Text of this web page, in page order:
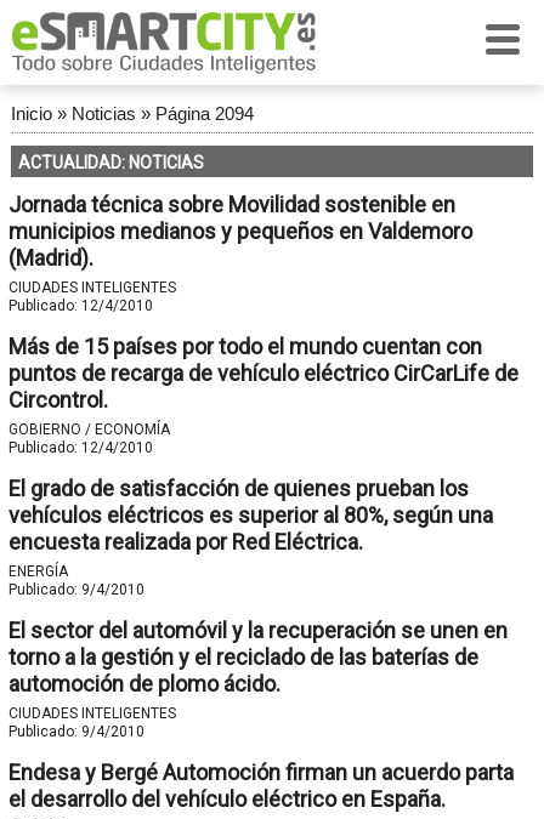
Inicio» Noticias » Página 2094
ACTUALIDAD: NOTICIAS
Jornada técnica sobre Movilidad sostenible en
municipios medianos y pequeños en Valdemoro
(Madrid).
CIUDADES INTELIGENTES
Publicado: 12/4/2010
Más de 15 países por todo el mundo cuentan con
puntos de recarga de vehículo eléctrico CirCarLife de
Circontrol.
GOBIERNO / ECONOMÍA
Publicado: 12/4/2010
El grado de satisfacción de quienes prueban los
vehículos eléctricos es superior al 80%, según una
encuesta realizada por Red Eléctrica.
ENERGÍA
Publicado: 9/4/2010
El sector del automóvil y la recuperación se unen en
torno a la gestión y el reciclado de las baterías de
automoción de plomo ácido.
CIUDADES INTELIGENTES
Publicado: 9/4/2010
Endesa y Bergé Automoción firman un acuerdo parta
el desarrollo del vehículo eléctrico en España.